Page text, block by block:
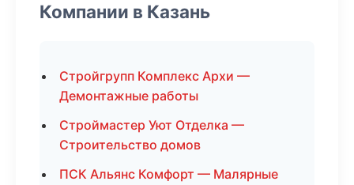
Компании в Казань
Стройгрупп Комплекс Архи —
Демонтажные работы
Строймастер Уют Отделка —
Строительство домов
ПСК Альянс Комфорт — Малярные